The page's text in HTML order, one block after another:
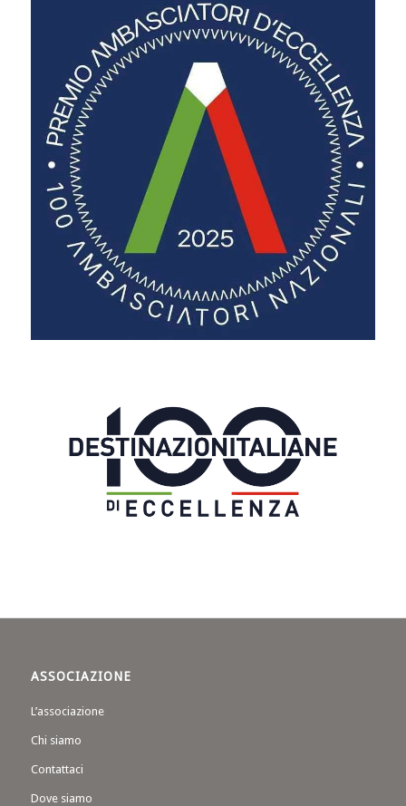
ASSOCIAZIONE
L’associazione
Chi siamo
Contattaci
Dove siamo